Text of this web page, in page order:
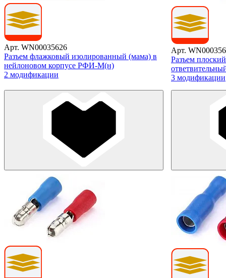
Арт. WN00035626
Разъем флажковый изолированный (мама) в
нейлоновом корпусе РФИ-М(н)
2 модификации
Арт.
Разъем
3 модификации